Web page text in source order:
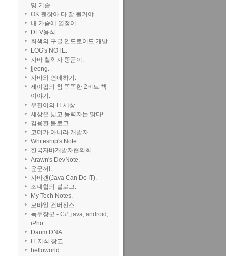
64비트 두가지 중
으니 자신이 가장
밍 기술.
OK 괜찮아 다 잘 될거야.
내 가슴에 열정이....
DEV용식.
회색의 구글 안드로이드 개발.
LOG's NOTE.
자바 철학자 뚱곰이.
jjeong.
자바와 연애하기.
제이펍의 참 똑똑한 2비트 책
이야기.
우진이의 IT 세상.
세상은 넓고 능력자는 많다!.
김용환 블로그.
코더가 아니라 개발자.
Whiteship's Note.
한국자바개발자협의회.
Arawn's DevNote.
윤군꺼!.
자바캔(Java Can Do IT).
조대협의 블로그.
My Tech Notes.
모바일 컨버전스.
녹두장군 - C#, java, android,
iPho….
Daum DNA.
IT 지식 창고.
helloworld.